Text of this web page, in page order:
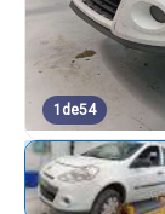
1 de54